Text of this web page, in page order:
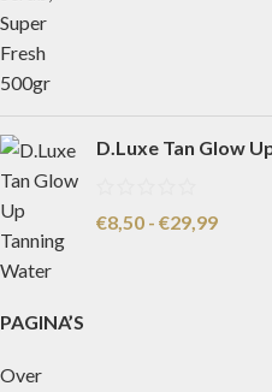
D.Luxe Tan Glow
€8,50 - €29,99
PAGINA’S
Over